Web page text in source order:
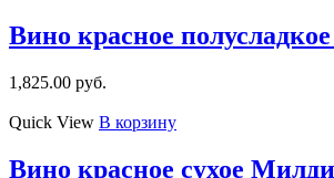
Вино красное
1,825.00 руб.
Quick View В корзину
Вино красное сухое